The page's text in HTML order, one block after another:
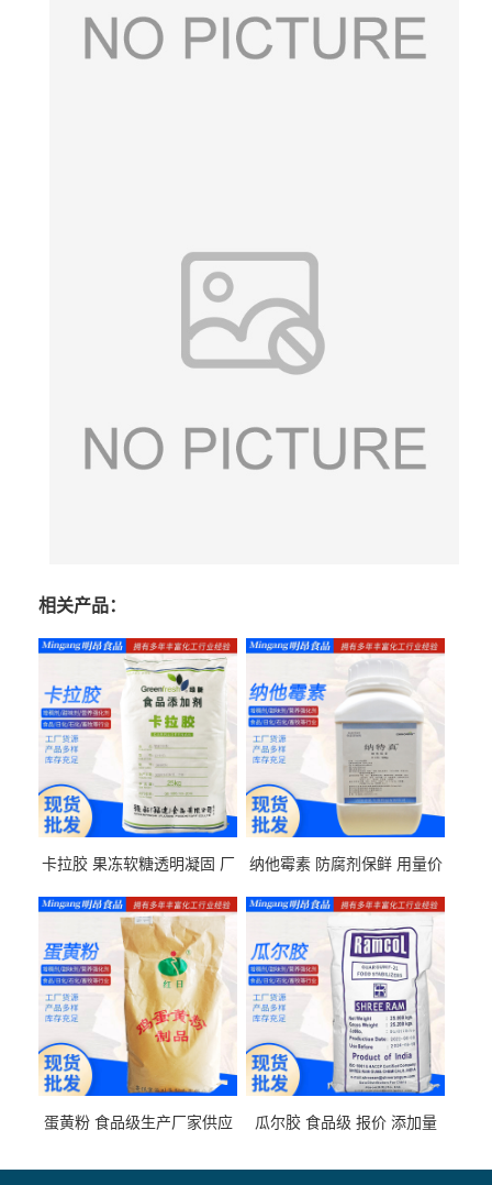
相关产品：
卡拉胶 果冻软糖透明凝固 厂
纳他霉素 防腐剂保鲜 用量价
蛋黄粉 食品级生产厂家供应 瓜尔胶 食品级 报价 添加量